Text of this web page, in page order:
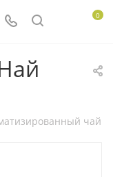
0
чай